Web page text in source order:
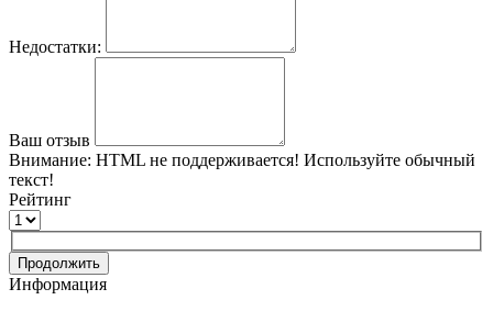
Недостатки:
Ваш отзыв
Внимание: HTML не поддерживается! Используйте обычный
текст!
Рейтинг
Продолжить
Информация